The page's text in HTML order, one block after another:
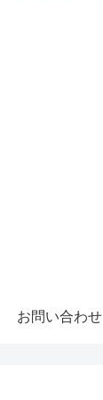
お問い合わせ